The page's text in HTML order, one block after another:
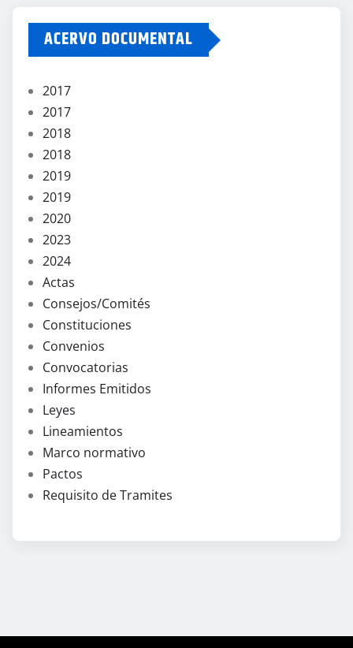
ACERVO DOCUMENTAL
2017
2017
2018
2018
2019
2019
2020
2023
2024
Actas
Consejos/Comités
Constituciones
Convenios
Convocatorias
Informes Emitidos
Leyes
Lineamientos
Marco normativo
Pactos
Requisito de Tramites